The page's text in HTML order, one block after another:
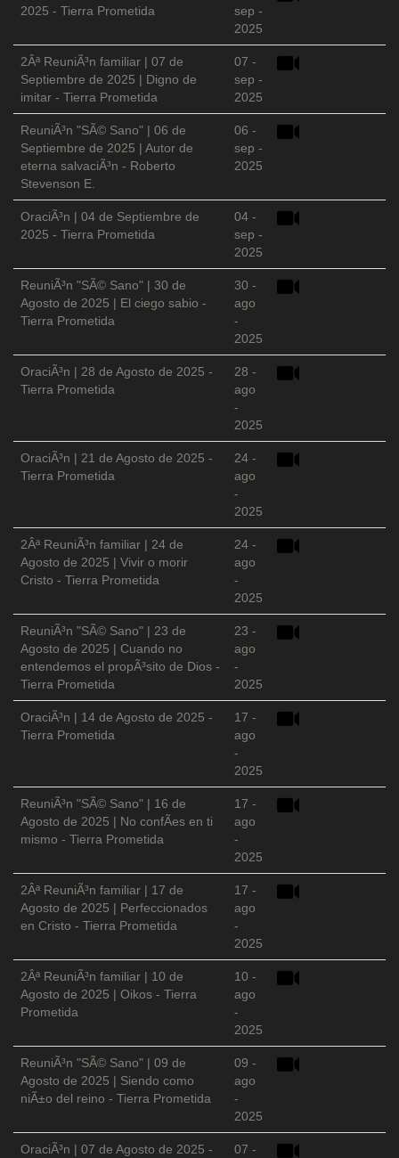
2025 - Tierra Prometida
sep -
2025
2Âª ReuniÃ³n familiar | 07 de
Septiembre de 2025 | Digno de
imitar - Tierra Prometida
07 -
sep -
2025
ReuniÃ³n "SÃ© Sano" | 06 de
Septiembre de 2025 | Autor de
eterna salvaciÃ³n - Roberto
Stevenson E.
06 -
sep -
2025
OraciÃ³n | 04 de Septiembre de
2025 - Tierra Prometida
04 -
sep -
2025
ReuniÃ³n "SÃ© Sano" | 30 de
Agosto de 2025 | El ciego sabio -
Tierra Prometida
30 -
ago
-
2025
OraciÃ³n | 28 de Agosto de 2025 -
Tierra Prometida
28 -
ago
-
2025
OraciÃ³n | 21 de Agosto de 2025 -
Tierra Prometida
24 -
ago
-
2025
2Âª ReuniÃ³n familiar | 24 de
Agosto de 2025 | Vivir o morir
Cristo - Tierra Prometida
24 -
ago
-
2025
ReuniÃ³n "SÃ© Sano" | 23 de
Agosto de 2025 | Cuando no
entendemos el propÃ³sito de Dios -
Tierra Prometida
23 -
ago
-
2025
OraciÃ³n | 14 de Agosto de 2025 -
Tierra Prometida
17 -
ago
-
2025
ReuniÃ³n "SÃ© Sano" | 16 de
Agosto de 2025 | No confÃ­es en ti
mismo - Tierra Prometida
17 -
ago
-
2025
2Âª ReuniÃ³n familiar | 17 de
Agosto de 2025 | Perfeccionados
en Cristo - Tierra Prometida
17 -
ago
-
2025
2Âª ReuniÃ³n familiar | 10 de
Agosto de 2025 | Oikos - Tierra
Prometida
10 -
ago
-
2025
ReuniÃ³n "SÃ© Sano" | 09 de
Agosto de 2025 | Siendo como
niÃ±o del reino - Tierra Prometida
09 -
ago
-
2025
OraciÃ³n | 07 de Agosto de 2025 -
07 -